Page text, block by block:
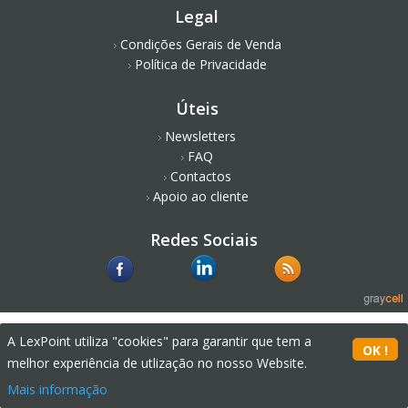
Legal
Condições Gerais de Venda
Política de Privacidade
Úteis
Newsletters
FAQ
Contactos
Apoio ao cliente
Redes Sociais
A LexPoint utiliza "cookies" para garantir que tem a
melhor experiência de utlização no nosso Website.
Mais informação